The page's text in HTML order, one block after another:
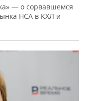
— о сорвавшемся
НСА в КХЛ и